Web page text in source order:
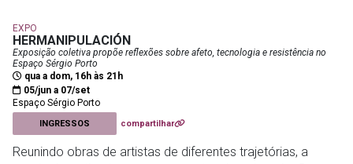
Quinta da Boa Vista
Quinta da Boa Vista
entre pintura, escultura e instalação. Telas, esculturas em
bronze e cimento, peças manipuláveis e trabalhos com
espelhos ocupam os espaços da galeria, propondo
reflexões sobre forma, espaço, arquitetura e os
desequilíbrios do mundo contemporâneo.
C. C. Laura Alvim - Av. Vieira Souto, 176, Ipanema
EXPO
HERMANIPULACIÓN
Exposição coletiva propõe reflexões sobre afeto, tecnologia e resistência no
Espaço Sérgio Porto
qua a dom, 16h às 21h
05/jun a 07/set
Espaço Sérgio Porto
INGRESSOS compartilhar
Reunindo obras de artistas de diferentes trajetórias, a